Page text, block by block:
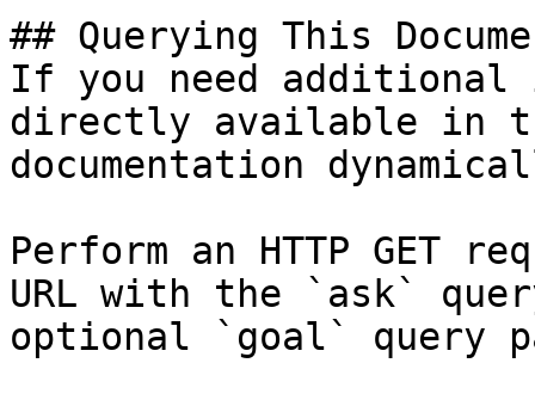
## Querying This
If you need
directly available in
documentation
Perform an HTTP GET
URL with the `ask`
optional `goal` query